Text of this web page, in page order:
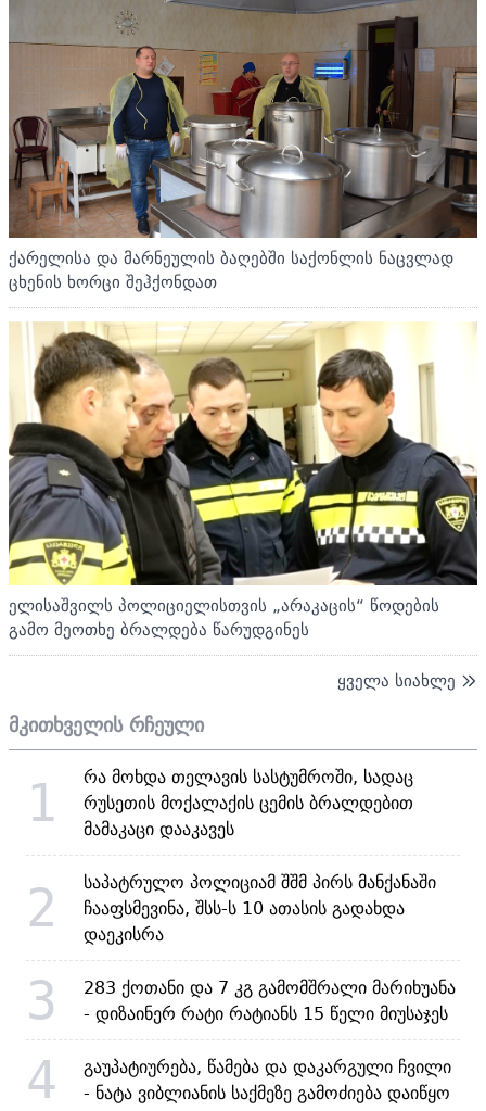
ქარელისა და მარნეულის ბაღებში საქონლის ნაცვლად
ცხენის ხორცი შეჰქონდათ
ელისაშვილს პოლიციელისთვის „არაკაცის“ წოდების
გამო მეოთხე ბრალდება წარუდგინეს
ყველა სიახლე
მკითხველის რჩეული
1
რა მოხდა თელავის სასტუმროში, სადაც
რუსეთის მოქალაქის ცემის ბრალდებით
მამაკაცი დააკავეს
2
საპატრულო პოლიციამ შშმ პირს მანქანაში
ჩააფსმევინა, შსს-ს 10 ათასის გადახდა
დაეკისრა
3
283 ქოთანი და 7 კგ გამომშრალი მარიხუანა
- დიზაინერ რატი რატიანს 15 წელი მიუსაჯეს
4
გაუპატიურება, წამება და დაკარგული ჩვილი
- ნატა ვიბლიანის საქმეზე გამოძიება დაიწყო